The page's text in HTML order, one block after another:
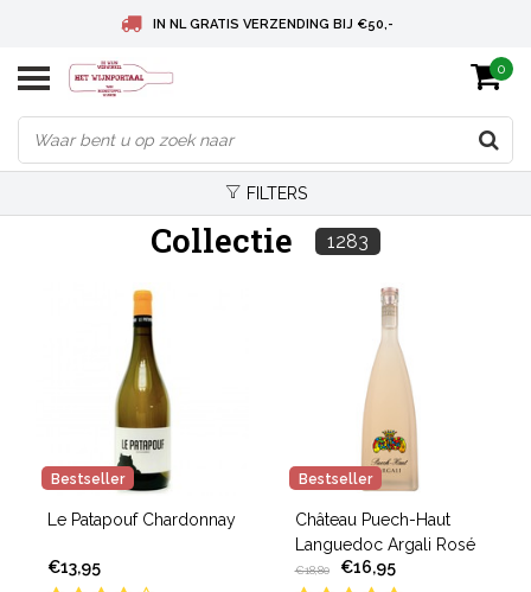
IN NL GRATIS VERZENDING BIJ €50,-
BELGIE GRATIS VERZENDING BIJ € 75
DEUTSCHLAND VERSANDKOSTENFREI AB € 75
0
FILTERS
Collectie 1283
Bestseller
Le Patapouf Chardonnay
€13,95
Bestseller
Château Puech-Haut
Languedoc Argali Rosé
€18,80 €16,95